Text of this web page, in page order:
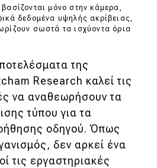
μόνο στην κάμερα,
δεδομένα υψηλής ακρίβειας,
σωστά τα ισχύοντα όρια
της
Research καλεί τις
να αναθεωρήσουν τα
τύπου για τα
οδηγού. Όπως
δεν αρκεί ένα
τις εργαστηριακές